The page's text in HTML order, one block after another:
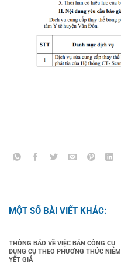
MỘT SỐ BÀI VIẾT KHÁC:
THÔNG BÁO VỀ VIỆC BÁN CÔNG CỤ
DỤNG CỤ THEO PHƯƠNG THỨC NIÊM
YẾT GIÁ